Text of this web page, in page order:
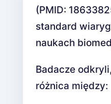
(PMID:
standard
naukach
Badacze
różnica między: